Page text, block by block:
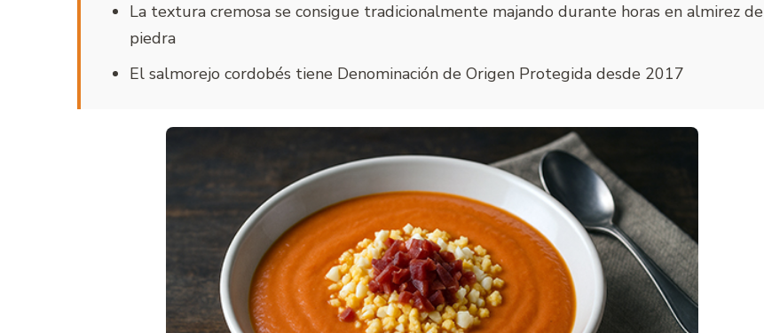
La textura cremosa se consigue tradicionalmente majando durante horas en almirez de
piedra
El salmorejo cordobés tiene Denominación de Origen Protegida desde 2017